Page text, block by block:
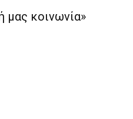
μας κοινωνία»